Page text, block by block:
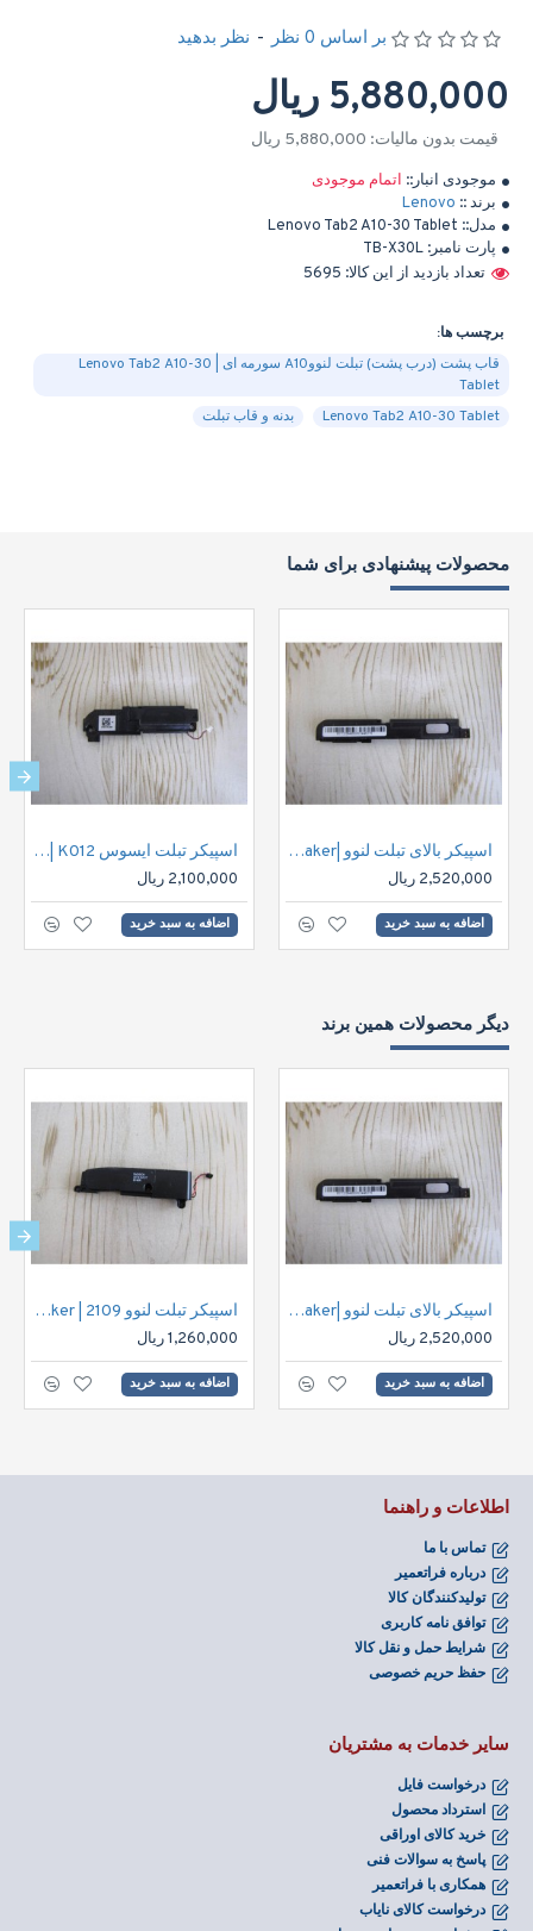
موجودی انبار:: اتمام موجودی
برند :: Lenovo
مدل:: Lenovo Tab2 A10-30 Tablet
پارت نامبر: TB-X30L
تعداد بازدید از این کالا: 5695
بر اساس 0 نظر - نظر بدهید
5,880,000 ریال
قیمت بدون مالیات: 5,880,000 ریال
برچسب ها:
قاب پشت (درب پشت) تبلت لنووA10 سورمه ای | Lenovo Tab2 A10-30
Tablet
Lenovo Tab2 A10-30 Tablet
بدنه و قاب تبلت
محصولات پیشنهادی برای شما
اسپیکر بالای تبلت لنوو |Lenovo S8 Tablet Speaker
2,520,000 ریال
اضافه به سبد خرید
اسپیکر تبلت ایسوس ASUS FE170CG Tablet Speaker | K012
2,100,000 ریال
اضافه به سبد خرید
دیگر محصولات همین برند
اسپیکر بالای تبلت لنوو |Lenovo S8 Tablet Speaker
2,520,000 ریال
اضافه به سبد خرید
اسپیکر تبلت لنوو 2109 | Lenovo IdeaTab S2109A-F Tablet Speaker
1,260,000 ریال
اضافه به سبد خرید
اطلاعات و راهنما
تماس با ما
درباره فراتعمیر
تولیدکنندگان کالا
توافق نامه کاربری
شرایط حمل و نقل کالا
حفظ حریم خصوصی
سایر خدمات به مشتریان
درخواست فایل
استرداد محصول
خرید کالای اوراقی
پاسخ به سوالات فنی
همکاری با فراتعمیر
درخواست کالای نایاب